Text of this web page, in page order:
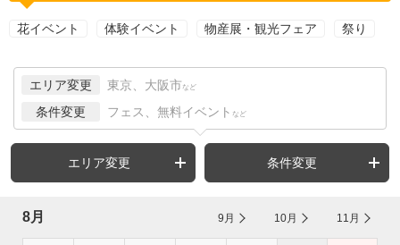
花イベント 体験イベント 物産展・観光フェア 祭り
エリア変更 東京、大阪市 など
条件変更 フェス、無料イベント など
エリア変更 条件変更
8月 9月 10月 11月